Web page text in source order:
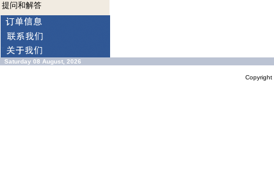
提问和解答
Saturday 08 August, 2026